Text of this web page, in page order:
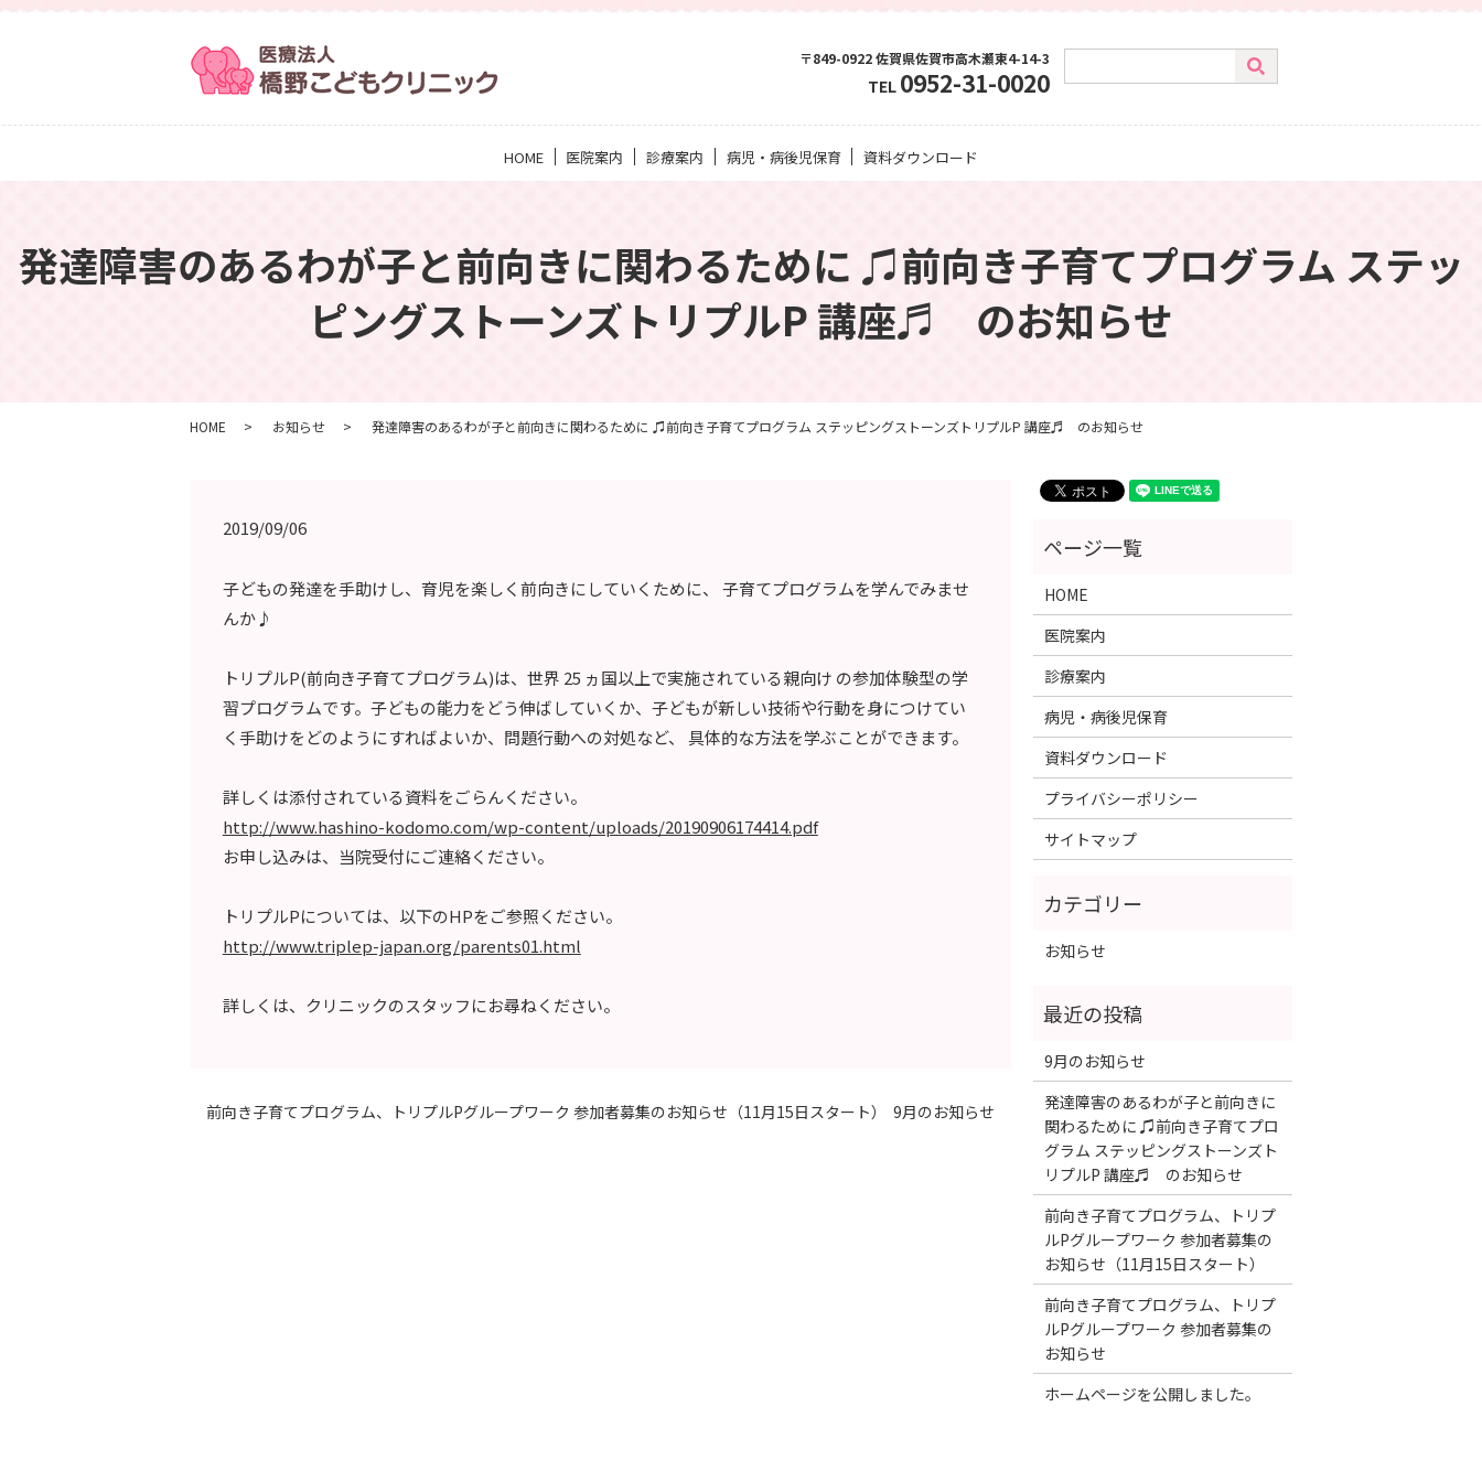
HOME 医院案内 診療案内 病児・病後児保育 資料ダウンロード
〒849-0922 佐賀県佐賀市高木瀬東4-14-3
TEL 0952-31-0020
発達障害のあるわが子と前向きに関わるために ♫前向き子育てプログラム ステッ
ピングストーンズトリプルP 講座♬ のお知らせ
HOME お知らせ 発達障害のあるわが子と前向きに関わるために ♫前向き子育てプログラム ステッピングストーンズトリプルP 講座♬ のお知らせ
2019/09/06
子どもの発達を手助けし、育児を楽しく前向きにしていくために、 子育てプログラムを学んでみませ
んか♪
トリプルP(前向き子育てプログラム)は、世界 25 ヵ国以上で実施されている親向け の参加体験型の学
習プログラムです。子どもの能力をどう伸ばしていくか、子どもが新しい技術や行動を身につけてい
く手助けをどのようにすればよいか、問題行動への対処など、 具体的な方法を学ぶことができます。
詳しくは添付されている資料をごらんください。
http://www.hashino-kodomo.com/wp-content/uploads/20190906174414.pdf
お申し込みは、当院受付にご連絡ください。
トリプルPについては、以下のHPをご参照ください。
http://www.triplep-japan.org/parents01.html
詳しくは、クリニックのスタッフにお尋ねください。
前向き子育てプログラム、トリプルPグループワーク 参加者募集のお知らせ（11月15日スタート） 9月のお知らせ
HOME
医院案内
診療案内
病児・病後児保育
資料ダウンロード
プライバシーポリシー
サイトマップ
お知らせ
9月のお知らせ
発達障害のあるわが子と前向きに
関わるために ♫前向き子育てプロ
グラム ステッピングストーンズト
リプルP 講座♬ のお知らせ
前向き子育てプログラム、トリプ
ルPグループワーク 参加者募集の
お知らせ（11月15日スタート）
前向き子育てプログラム、トリプ
ルPグループワーク 参加者募集の
お知らせ
ホームページを公開しました。